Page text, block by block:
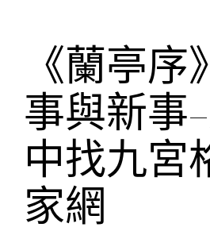
《蘭亭
事與新事
中找九宮
家網